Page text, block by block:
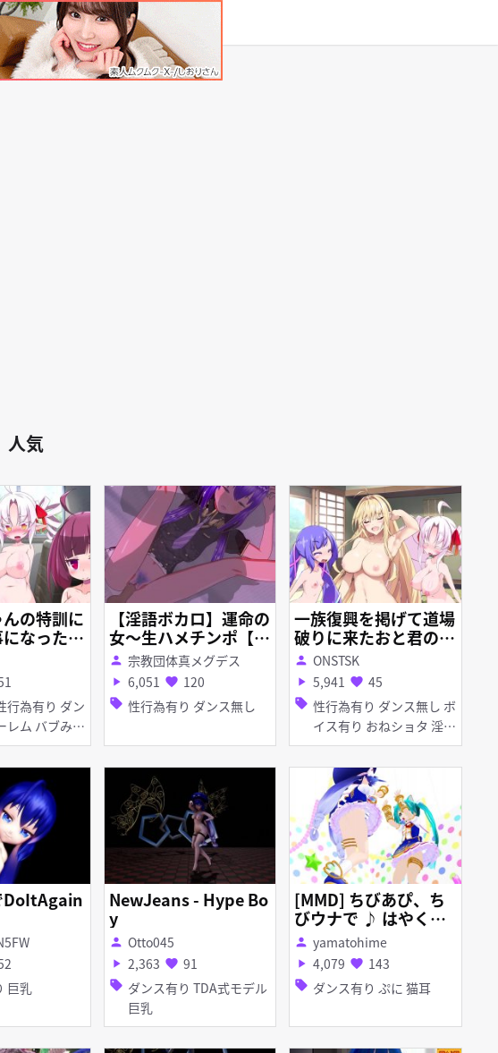
ラ 作者 タグ 原作
人気
の特訓に
なった話
ョン
【淫語ボカロ】運命の
女～生ハメチンポ【音
街ウナ】
person 宗教団体真メグデス
play_arrow 6,051 favorite 120
sell 性行為有り ダンス無し
一族復興を掲げて道場
破りに来たおと君の話
_フルバージョン
person ONSTSK
play_arrow 5,941 favorite 45
sell 性行為有り ダンス無し ボ
イス有り おねショタ 淫乱
巨乳 女性上位
DoItAgain
ダンス有り 巨乳
NewJeans - Hype Bo
y
person Otto045
play_arrow 2,363 favorite 91
sell ダンス有り TDA式モデル
巨乳
[MMD] ちびあぴ、ち
びウナで ♪ はやくそ
れになりたい！ ♪ ノ
ーパン版 [900P60fp
s]
person yamatohime
play_arrow 4,079 favorite 143
sell ダンス有り ぷに 猫耳